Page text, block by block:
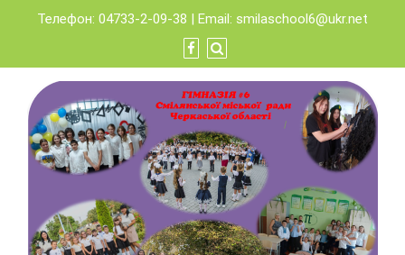
content
Телефон: 04733-2-09-38 | Email: smilaschool6@ukr.net